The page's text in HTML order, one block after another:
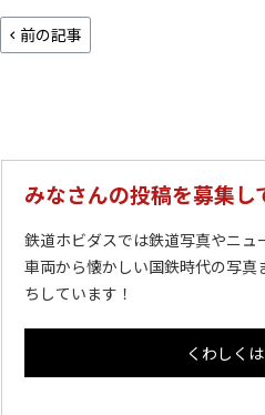
前の記事
みなさんの投稿を募集し
鉄道ホビダスでは鉄道写真やニュ
車両から懐かしい国鉄時代の写
ちしています！
くわしく